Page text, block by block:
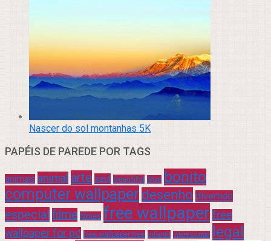
Nascer do sol montanhas 5K
PAPÉIS DE PAREDE POR TAGS
animais animal arte azul beautiful blue bonito
computer wallpaper desenho divertido
especial filme filmes free wallpaper free
wallpaper for pc free wallpaper free infantil interessante legal